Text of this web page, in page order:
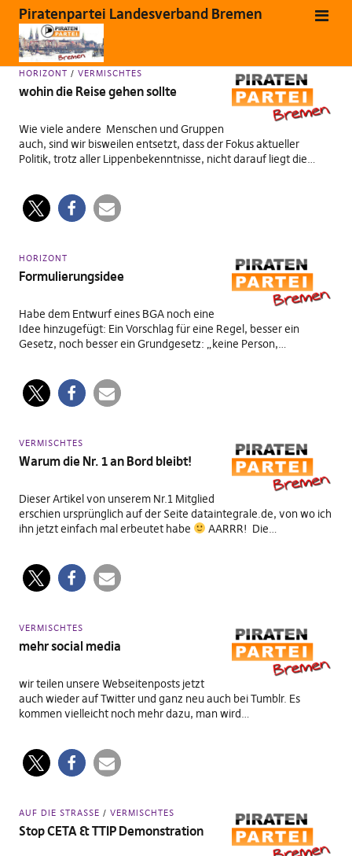
Piratenpartei Landesverband Bremen
Letzte Beiträge
HORIZONT VERMISCHTES
wohin die Reise gehen sollte
Wie viele andere Menschen und Gruppen
auch, sind wir bisweilen entsetzt, dass der Fokus aktueller
Politik, trotz aller Lippenbekenntnisse, nicht darauf liegt die…
HORIZONT
Formulierungsidee
Habe dem Entwurf eines BGA noch eine
Idee hinzugefügt: Ein Vorschlag für eine Regel, besser ein
Gesetz, noch besser ein Grundgesetz: „keine Person,…
VERMISCHTES
Warum die Nr. 1 an Bord bleibt!
Dieser Artikel von unserem Nr.1 Mitglied
erschien ursprünglich auf der Seite dataintegrale.de, von wo ich
ihn jetzt einfach mal erbeutet habe
AARRR! Die…
VERMISCHTES
mehr social media
wir teilen unsere Webseitenposts jetzt
auch wieder auf Twitter und ganz neu auch bei Tumblr. Es
kommen vielleicht noch mehr dazu, man wird…
AUF DIE STRASSE VERMISCHTES
Stop CETA & TTIP Demonstration